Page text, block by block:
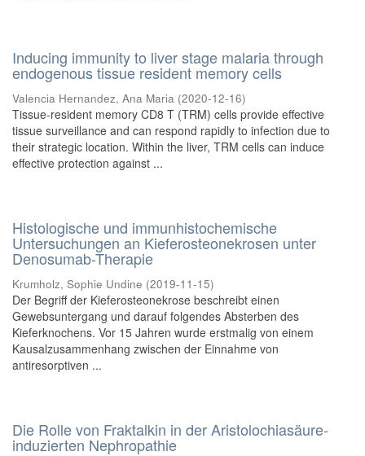
Inducing immunity to liver stage malaria through
endogenous tissue resident memory cells
Valencia Hernandez, Ana Maria (2020-12-16)
Tissue-resident memory CD8 T (TRM) cells provide effective
tissue surveillance and can respond rapidly to infection due to
their strategic location. Within the liver, TRM cells can induce
effective protection against ...
Histologische und immunhistochemische
Untersuchungen an Kieferosteonekrosen unter
Denosumab-Therapie
Krumholz, Sophie Undine (2019-11-15)
Der Begriff der Kieferosteonekrose beschreibt einen
Gewebsuntergang und darauf folgendes Absterben des
Kieferknochens. Vor 15 Jahren wurde erstmalig von einem
Kausalzusammenhang zwischen der Einnahme von
antiresorptiven ...
Die Rolle von Fraktalkin in der Aristolochiasäure-
induzierten Nephropathie